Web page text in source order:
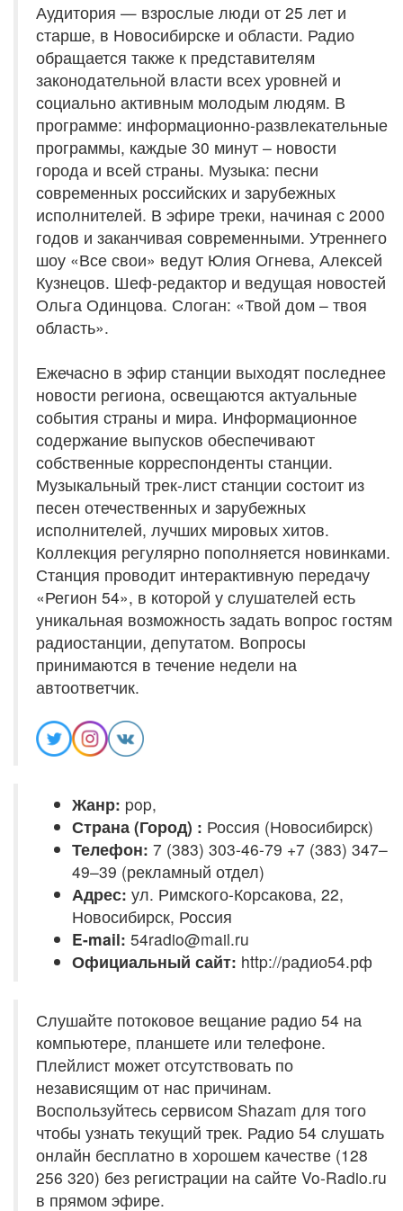
Аудитория — взрослые люди от 25 лет и
старше, в Новосибирске и области. Радио
обращается также к представителям
законодательной власти всех уровней и
социально активным молодым людям. В
программе: информационно-развлекательные
программы, каждые 30 минут – новости
города и всей страны. Музыка: песни
современных российских и зарубежных
исполнителей. В эфире треки, начиная с 2000
годов и заканчивая современными. Утреннего
шоу «Все свои» ведут Юлия Огнева, Алексей
Кузнецов. Шеф-редактор и ведущая новостей
Ольга Одинцова. Слоган: «Твой дом – твоя
область».
Ежечасно в эфир станции выходят последнее
новости региона, освещаются актуальные
события страны и мира. Информационное
содержание выпусков обеспечивают
собственные корреспонденты станции.
Музыкальный трек-лист станции состоит из
песен отечественных и зарубежных
исполнителей, лучших мировых хитов.
Коллекция регулярно пополняется новинками.
Станция проводит интерактивную передачу
«Регион 54», в которой у слушателей есть
уникальная возможность задать вопрос гостям
радиостанции, депутатом. Вопросы
принимаются в течение недели на
автоответчик.
Жанр: pop,
Страна (Город) : Россия (Новосибирск)
Телефон: 7 (383) 303-46-79 +7 (383) 347–
49–39 (рекламный отдел)
Адрес: ул. Римского-Корсакова, 22,
Новосибирск, Россия
E-mail: 54radio@mail.ru
Официальный сайт: http://радио54.рф
Слушайте потоковое вещание радио 54 на
компьютере, планшете или телефоне.
Плейлист может отсутствовать по
независящим от нас причинам.
Воспользуйтесь сервисом Shazam для того
чтобы узнать текущий трек. Радио 54 слушать
онлайн бесплатно в хорошем качестве (128
256 320) без регистрации на сайте Vo-Radio.ru
в прямом эфире.